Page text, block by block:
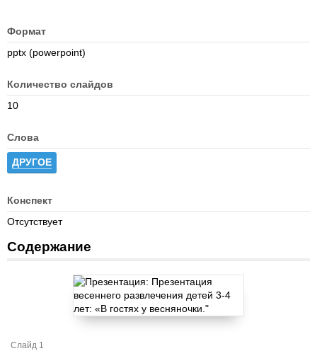
Формат
pptx (powerpoint)
Количество слайдов
10
Слова
ДРУГОЕ
Конспект
Отсутствует
Содержание
Слайд 1